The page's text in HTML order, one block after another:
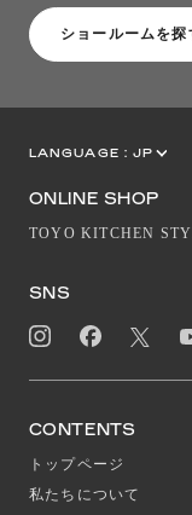
ショールームを探
LANGUAGE : JP
ONLINE SHOP
TOYO KITCHEN
SNS
CONTENTS
トップページ
私たちについて